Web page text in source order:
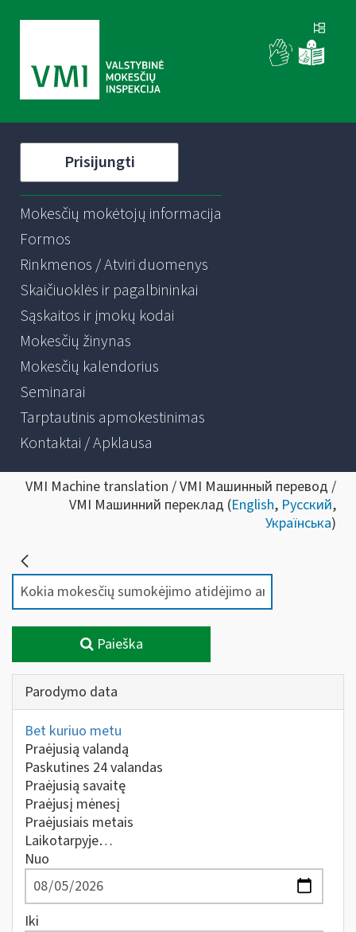
Prisijungti
Mokesčių mokėtojų informacija
Formos
Rinkmenos / Atviri duomenys
Skaičiuoklės ir pagalbininkai
Sąskaitos ir įmokų kodai
Mokesčių žinynas
Mokesčių kalendorius
Seminarai
Tarptautinis apmokestinimas
Kontaktai / Apklausa
VMI Machine translation / VMI Машинный перевод /
VMI Машинний переклад (English, Русский,
Українська)
Paieška
Parodymo data
Bet kuriuo metu
Praėjusią valandą
Paskutines 24 valandas
Praėjusią savaitę
Praėjusį mėnesį
Praėjusiais metais
Laikotarpyje…
Nuo
Iki